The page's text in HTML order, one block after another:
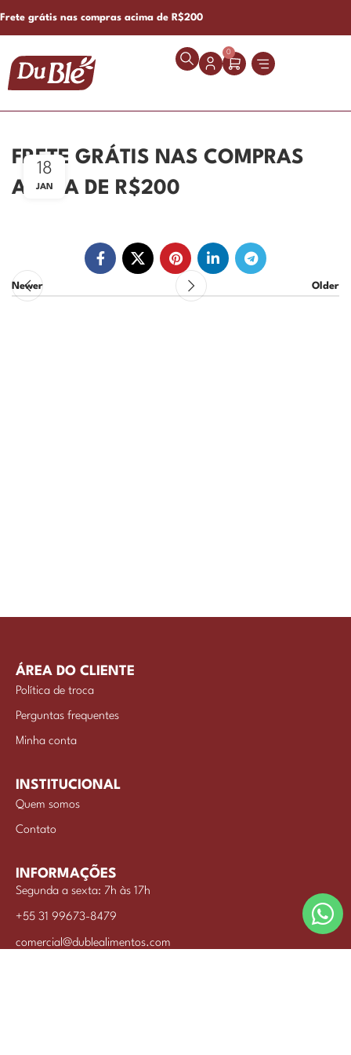
Frete grátis nas compras acima de R$200
0
FRETE GRÁTIS NAS COMPRAS
ACIMA DE R$200
18
JAN
Newer Older
ÁREA DO CLIENTE
Política de troca
Perguntas frequentes
Minha conta
INSTITUCIONAL
Quem somos
Contato
INFORMAÇÕES
Segunda a sexta: 7h às 17h
+55 31 99673-8479
comercial@dublealimentos.com